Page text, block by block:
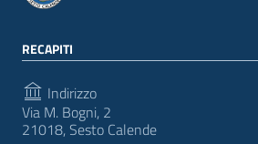
RECAPITI
Indirizzo
Via M. Bogni, 2
21018, Sesto Calende